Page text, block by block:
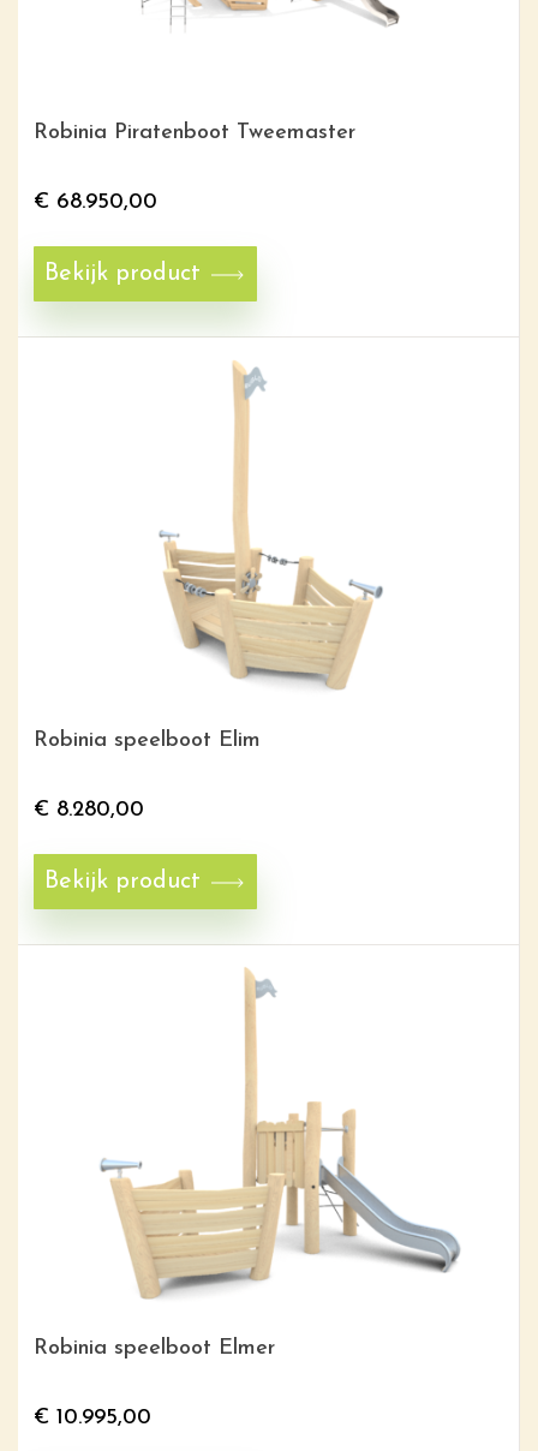
Robinia Piratenboot Tweemaster
€ 68.950,00
Bekijk product
Robinia speelboot Elim
€ 8.280,00
Bekijk product
Robinia speelboot Elmer
€ 10.995,00